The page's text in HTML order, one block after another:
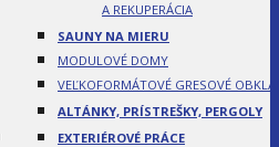
A REKUPERÁCIA
SAUNY NA MIERU
MODULOVÉ DOMY
VEĽKOFORMÁTOVÉ GRESOVÉ
ALTÁNKY, PRÍSTREŠKY, PERGOLY
EXTERIÉROVÉ PRÁCE